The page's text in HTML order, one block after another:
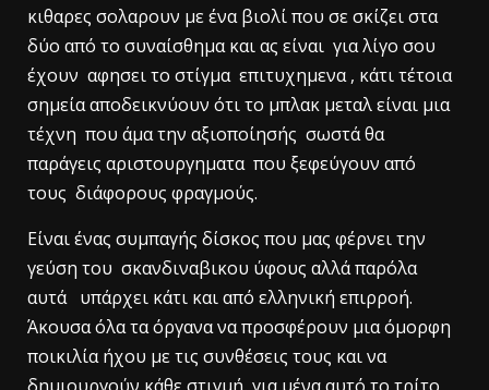
κιθαρες σολαρουν με ένα βιολί που σε σκίζει στα
δύο από το συναίσθημα και ας είναι για λίγο σου
έχουν αφησει το στίγμα επιτυχημενα , κάτι τέτοια
σημεία αποδεικνύουν ότι το μπλακ μεταλ είναι μια
τέχνη που άμα την αξιοποίησής σωστά θα
παράγεις αριστουργηματα που ξεφεύγουν από
τους διάφορους φραγμούς.
Είναι ένας συμπαγής δίσκος που μας φέρνει την
γεύση του σκανδιναβικου ύφους αλλά παρόλα
αυτά υπάρχει κάτι και από ελληνική επιρροή.
Άκουσα όλα τα όργανα να προσφέρουν μια όμορφη
ποικιλία ήχου με τις συνθέσεις τους και να